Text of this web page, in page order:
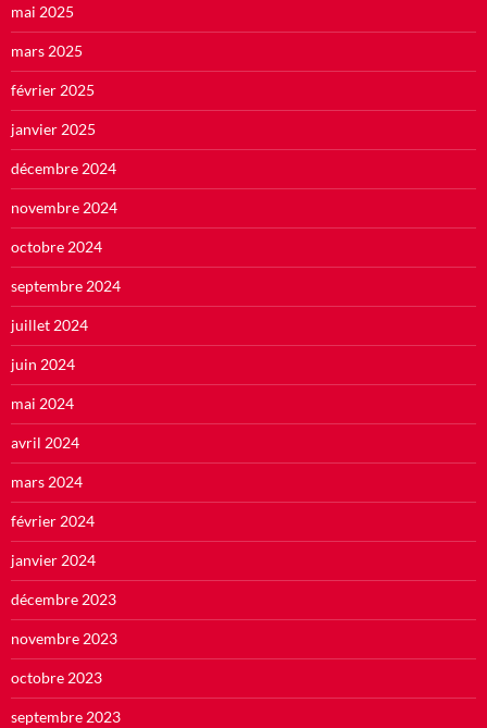
mai 2025
mars 2025
février 2025
janvier 2025
décembre 2024
novembre 2024
octobre 2024
septembre 2024
juillet 2024
juin 2024
mai 2024
avril 2024
mars 2024
février 2024
janvier 2024
décembre 2023
novembre 2023
octobre 2023
septembre 2023